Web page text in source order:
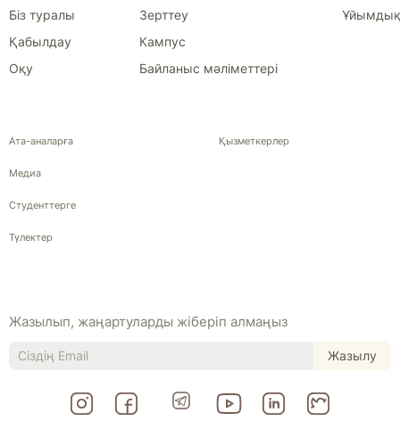
Біз туралы
Қабылдау
Оқу
Зерттеу
Кампус
Байланыс мәліметтері
Ұйымдық
Ата-аналарға
Медиа
Студенттерге
Түлектер
Қызметкерлер
Жазылып, жаңартуларды жіберіп алмаңыз
Жазылу